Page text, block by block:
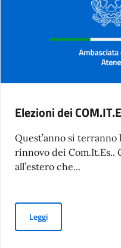
LA GRECIA
Elezioni dei
Quest’anno si
rinnovo dei
all’estero che...
LeggiElezioni dei